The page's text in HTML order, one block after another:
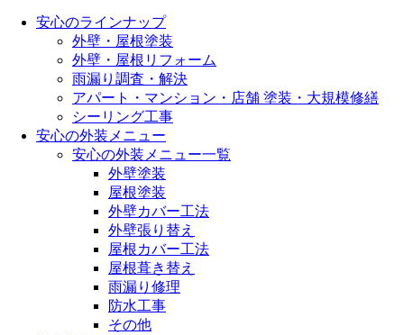
安心のラインナップ
外壁・屋根塗装
外壁・屋根リフォーム
雨漏り調査・解決
アパート・マンション・店舗 塗装・大規模修繕
シーリング工事
安心の外装メニュー
安心の外装メニュー一覧
外壁塗装
屋根塗装
外壁カバー工法
外壁張り替え
屋根カバー工法
屋根葺き替え
雨漏り修理
防水工事
その他